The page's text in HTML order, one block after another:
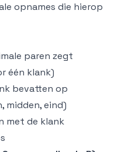
opnames die hierop
paren zegt
één klank)
bevatten op
midden, eind)
met de klank